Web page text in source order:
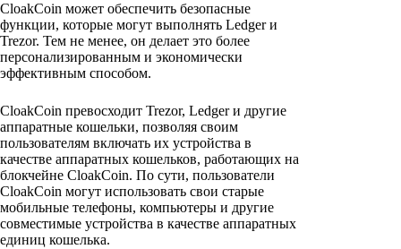
CloakCoin может обеспечить безопасные
функции, которые могут выполнять Ledger и
Trezor. Тем не менее, он делает это более
персонализированным и экономически
эффективным способом.
CloakCoin превосходит Trezor, Ledger и другие
аппаратные кошельки, позволяя своим
пользователям включать их устройства в
качестве аппаратных кошельков, работающих на
блокчейне CloakCoin. По сути, пользователи
CloakCoin могут использовать свои старые
мобильные телефоны, компьютеры и другие
совместимые устройства в качестве аппаратных
единиц кошелька.